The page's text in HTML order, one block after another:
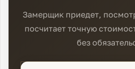
Замерщик приедет,
посчитает точную
без